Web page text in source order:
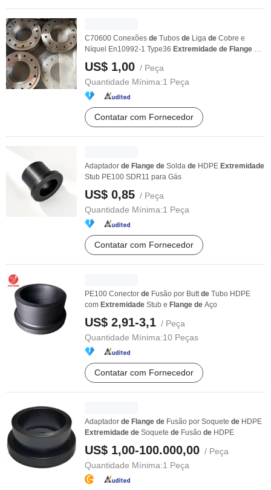
C70600 Conexões de Tubos de Liga de Cobre e
Níquel En10992-1 Type36 Extremidade de Flange de
Junta ...
US$ 1,00 / Peça
Quantidade Mínima:1 Peça
Contatar com Fornecedor
Adaptador de Flange de Solda de HDPE Extremidade
Stub PE100 SDR11 para Gás
US$ 0,85 / Peça
Quantidade Mínima:1 Peça
Contatar com Fornecedor
PE100 Conector de Fusão por Buttde Tubo HDPE
com Extremidade Stub e Flange de Aço
US$ 2,91-3,1 / Peça
Quantidade Mínima:10 Peças
Contatar com Fornecedor
Adaptador de Flange de Fusão por Soquete de HDPE
Extremidade de Soquete de Fusão de HDPE
US$ 1,00-100.000,00 / Peça
Quantidade Mínima:1 Peça